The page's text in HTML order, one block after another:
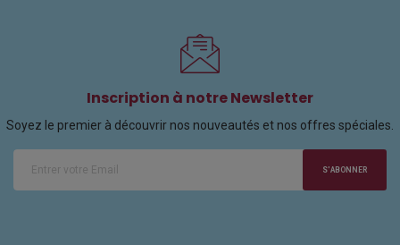
Inscription à notre Newsletter
Soyez le premier à découvrir nos nouveautés et nos offres spéciales.
S'ABONNER